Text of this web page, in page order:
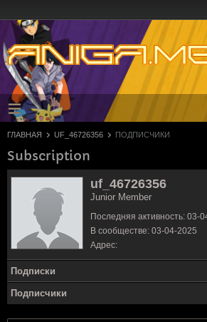
ГЛАВНАЯ UF_46726356 ПОДПИСЧИКИ
Subscription
uf_46726356
Junior Member
Последняя активность: 03-
В сообществе: 03-04-2025
Адрес:
Подписки
Подписчики